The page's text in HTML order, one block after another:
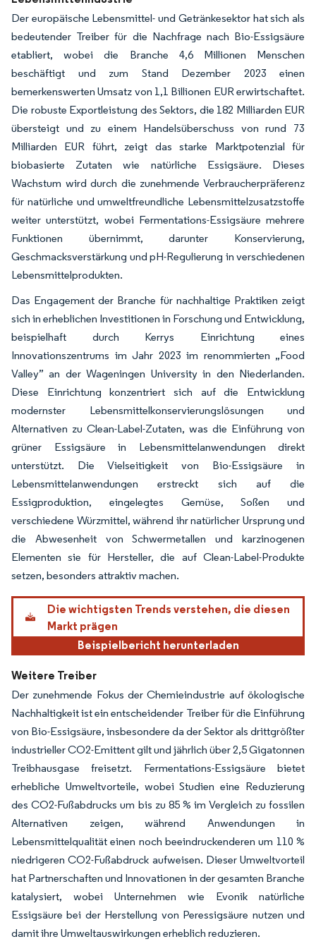
Der europäische Lebensmittel- und Getränkesektor hat sich als
bedeutender Treiber für die Nachfrage nach Bio-Essigsäure
etabliert, wobei die Branche 4,6 Millionen Menschen
beschäftigt und zum Stand Dezember 2023 einen
bemerkenswerten Umsatz von 1,1 Billionen EUR erwirtschaftet.
Die robuste Exportleistung des Sektors, die 182 Milliarden EUR
übersteigt und zu einem Handelsüberschuss von rund 73
Milliarden EUR führt, zeigt das starke Marktpotenzial für
biobasierte Zutaten wie natürliche Essigsäure. Dieses
Wachstum wird durch die zunehmende Verbraucherpräferenz
für natürliche und umweltfreundliche Lebensmittelzusatzstoffe
weiter unterstützt, wobei Fermentations-Essigsäure mehrere
Funktionen übernimmt, darunter Konservierung,
Geschmacksverstärkung und pH-Regulierung in verschiedenen
Lebensmittelprodukten.
Das Engagement der Branche für nachhaltige Praktiken zeigt
sich in erheblichen Investitionen in Forschung und Entwicklung,
beispielhaft durch Kerrys Einrichtung eines
Innovationszentrums im Jahr 2023 im renommierten „Food
Valley” an der Wageningen University in den Niederlanden.
Diese Einrichtung konzentriert sich auf die Entwicklung
modernster Lebensmittelkonservierungslösungen und
Alternativen zu Clean-Label-Zutaten, was die Einführung von
grüner Essigsäure in Lebensmittelanwendungen direkt
unterstützt. Die Vielseitigkeit von Bio-Essigsäure in
Lebensmittelanwendungen erstreckt sich auf die
Essigproduktion, eingelegtes Gemüse, Soßen und
verschiedene Würzmittel, während ihr natürlicher Ursprung und
die Abwesenheit von Schwermetallen und karzinogenen
Elementen sie für Hersteller, die auf Clean-Label-Produkte
setzen, besonders attraktiv machen.
Die wichtigsten Trends verstehen, die diesen
Markt prägen
Beispielbericht herunterladen
Weitere Treiber
Der zunehmende Fokus der Chemieindustrie auf ökologische
Nachhaltigkeit ist ein entscheidender Treiber für die Einführung
von Bio-Essigsäure, insbesondere da der Sektor als drittgrößter
industrieller CO2-Emittent gilt und jährlich über 2,5 Gigatonnen
Treibhausgase freisetzt. Fermentations-Essigsäure bietet
erhebliche Umweltvorteile, wobei Studien eine Reduzierung
des CO2-Fußabdrucks um bis zu 85 % im Vergleich zu fossilen
Alternativen zeigen, während Anwendungen in
Lebensmittelqualität einen noch beeindruckenderen um 110 %
niedrigeren CO2-Fußabdruck aufweisen. Dieser Umweltvorteil
hat Partnerschaften und Innovationen in der gesamten Branche
katalysiert, wobei Unternehmen wie Evonik natürliche
Essigsäure bei der Herstellung von Peressigsäure nutzen und
damit ihre Umweltauswirkungen erheblich reduzieren.